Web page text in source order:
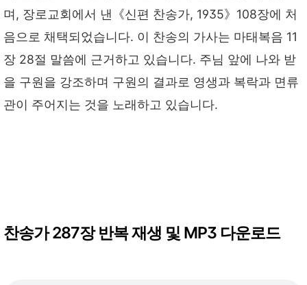
며, 장로교회에서 낸《신편 찬송가, 1935》108장에 처
음으로 채택되었습니다. 이 찬송의 가사는 마태복음 11
장 28절 말씀에 근거하고 있습니다. 주님 앞에 나와 받
을 구원을 강조하며 구원의 결과로 영생과 복락과 면류
관이 주어지는 것을 노래하고 있습니다.
찬송가 287장 반복 재생 및 MP3 다운로드